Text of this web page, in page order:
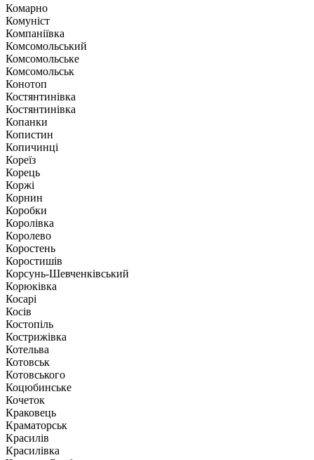
Комарно
Комуніст
Компаніївка
Комсомольський
Комсомольське
Комсомольськ
Конотоп
Костянтинівка
Костянтинівка
Копанки
Копистин
Копичинці
Кореїз
Корець
Коржі
Корнин
Коробки
Королівка
Королево
Коростень
Коростишів
Корсунь-Шевченківський
Корюківка
Косарі
Косів
Костопіль
Кострижівка
Котельва
Котовськ
Котовського
Коцюбинське
Кочеток
Краковець
Краматорськ
Красилів
Красилівка